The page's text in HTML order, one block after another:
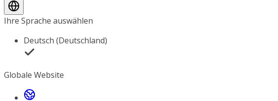
Ihre Sprache auswählen
Deutsch (Deutschland)
Globale Website